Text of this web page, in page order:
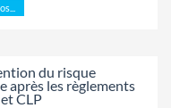
du risque
après les règlements
CLP